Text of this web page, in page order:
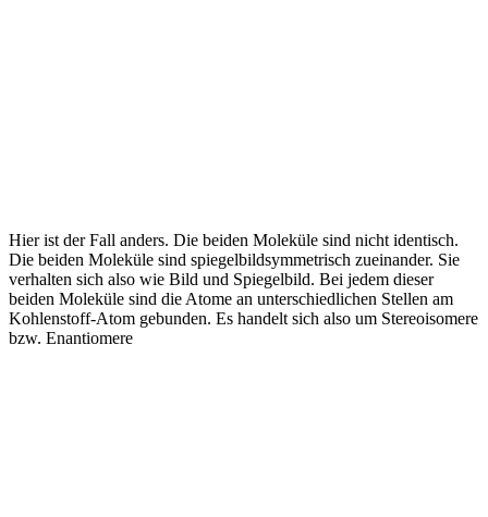
Hier ist der Fall anders. Die beiden Moleküle sind nicht identisch.
Die beiden Moleküle sind spiegelbildsymmetrisch zueinander. Sie
verhalten sich also wie Bild und Spiegelbild. Bei jedem dieser
beiden Moleküle sind die Atome an unterschiedlichen Stellen am
Kohlenstoff-Atom gebunden. Es handelt sich also um Stereoisomere
bzw. Enantiomere